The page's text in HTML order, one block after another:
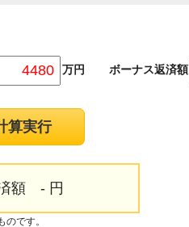
万円 ボーナス返済額
額 -円
です。